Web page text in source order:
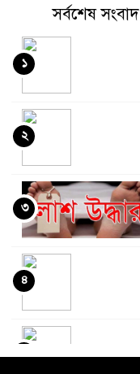
সর্বশেষ সংবাদ
১
২
৩
৪